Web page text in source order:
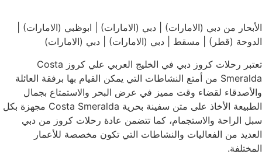
من دبي (الامارات) | دبي (الامارات) | ابوظبي (الامارات) |
(قطر) | مسقط | دبي (الامارات) | دبي (الامارات)
تعتبر رحلات كروز دبي في الخليج العربي علي كروز Costa
Smeralda من أمتع النشاطات التي يمكن القيام بها برفقة العائلة
لقضاء وقت مميز في عرض البحر والاستمتاع بجمال
الطبيعة الأخاذ على متن سفينة بحرية Costa Smeralda مجهزة بكل
الراحة والاستجمام، كما تتضمن عادة رحلات كروز من دبي
من الفعاليات والنشاطات التي تكون مخصصة للأعمار